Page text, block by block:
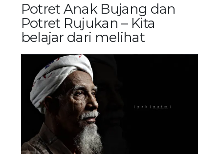
Potret Anak Bujang dan
Potret Rujukan – Kita
belajar dari melihat